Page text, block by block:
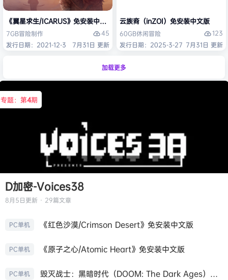
《翼星求生/ICARUS》免安装中文版
7GB冒险制作
45
发行日期：2021-12-3
7月31日 更新
云族裔（inZOI）免安装中文版
60GB休闲冒险
123
发行日期：2025-3-27 7月31日 更新
加载更多
专题：第4期
D加密-Voices38
8月5日更新 · 29篇文章
PC单机 《红色沙漠/Crimson Desert》免安装中文版
PC单机 《原子之心/Atomic Heart》免安装中文版
PC单机 毁灭战士：黑暗时代（DOOM: The Dark Ages）免安装中文版